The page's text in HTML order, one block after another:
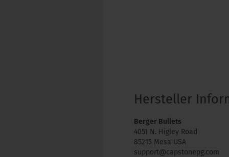
Hersteller
Berger Bullets
4051 N. Higley Road
85215 Mesa USA
support@capstonepg.com